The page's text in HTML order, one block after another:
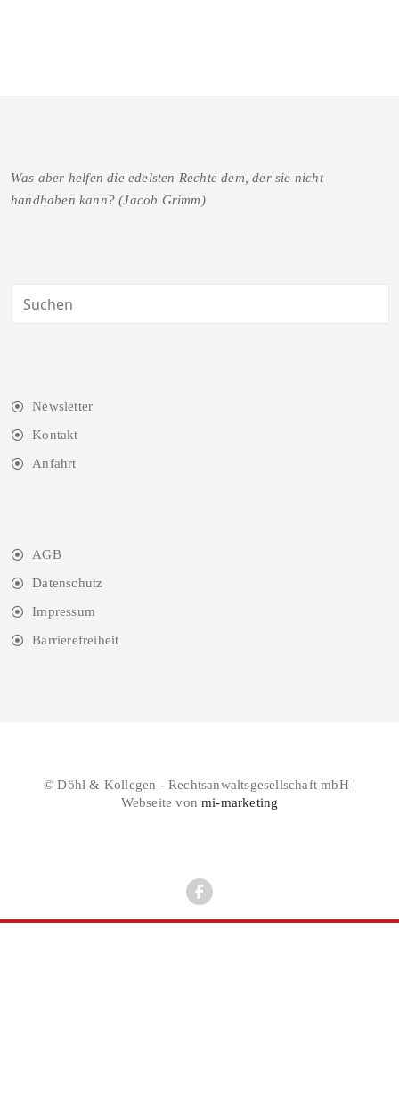
Was aber helfen die edelsten Rechte dem, der sie nicht
handhaben kann? (Jacob Grimm)
Newsletter
Kontakt
Anfahrt
AGB
Datenschutz
Impressum
Barrierefreiheit
© Döhl & Kollegen - Rechtsanwaltsgesellschaft mbH |
Webseite vonmi-marketing